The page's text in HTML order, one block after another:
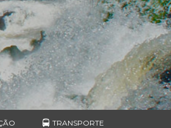
TRANSPORTE